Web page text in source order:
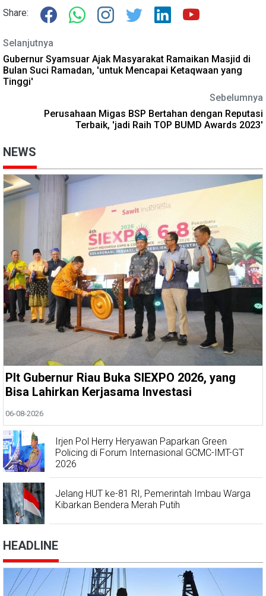
Share:
Selanjutnya
Gubernur Syamsuar Ajak Masyarakat Ramaikan Masjid di
Bulan Suci Ramadan, 'untuk Mencapai Ketaqwaan yang
Tinggi'
Sebelumnya
Perusahaan Migas BSP Bertahan dengan Reputasi
Terbaik, 'jadi Raih TOP BUMD Awards 2023'
NEWS
Plt Gubernur Riau Buka SIEXPO 2026, yang
Bisa Lahirkan Kerjasama Investasi
06-08-2026
Irjen Pol Herry Heryawan Paparkan Green
Policing di Forum Internasional GCMC-IMT-GT
2026
Jelang HUT ke-81 RI, Pemerintah Imbau Warga
Kibarkan Bendera Merah Putih
HEADLINE